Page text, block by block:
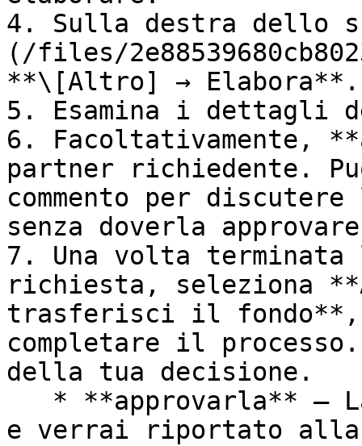
4. Sulla destra dello
(/files/
**\[Altro] → Elabora**.
5. Esamina i dettagli
6. Facoltativamente,
partner richiedente.
commento per
senza doverla
7. Una volta
richiesta, seleziona
trasferisci il
completare il
della tua decisione.
e verrai riportato alla